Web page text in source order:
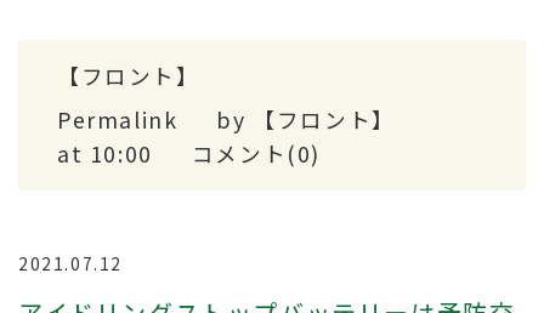
【フロント】
Permalink
by 【フロント】
at 10:00
コメント(0)
2021.07.12